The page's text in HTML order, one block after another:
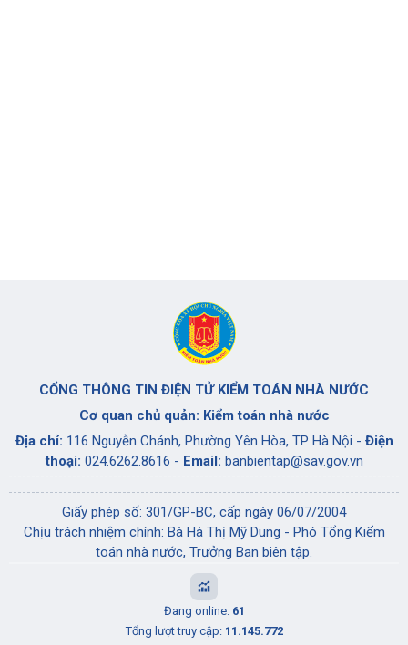
CỔNG THÔNG TIN ĐIỆN TỬ KIỂM TOÁN NHÀ NƯỚC
Cơ quan chủ quản: Kiểm toán nhà nước
Địa chỉ: 116 Nguyễn Chánh, Phường Yên Hòa, TP Hà Nội - Điện
thoại: 024.6262.8616 - Email: banbientap@sav.gov.vn
Giấy phép số: 301/GP-BC, cấp ngày 06/07/2004
Chịu trách nhiệm chính: Bà Hà Thị Mỹ Dung - Phó Tổng Kiểm
toán nhà nước, Trưởng Ban biên tập.
Đang online: 61
Tổng lượt truy cập: 11.145.772